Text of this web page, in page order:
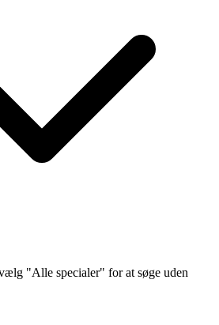
"Alle specialer" for at søge uden